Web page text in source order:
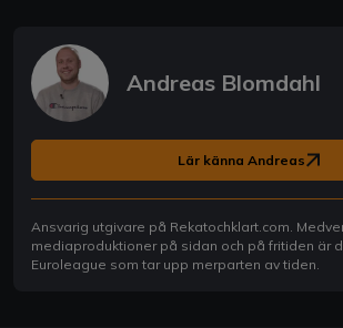
Andreas Blomdahl
Lär känna Andreas
Ansvarig utgivare på Rekatochklart.com.
mediaproduktioner på sidan och på fritiden är
Euroleague som tar upp merparten av tiden.